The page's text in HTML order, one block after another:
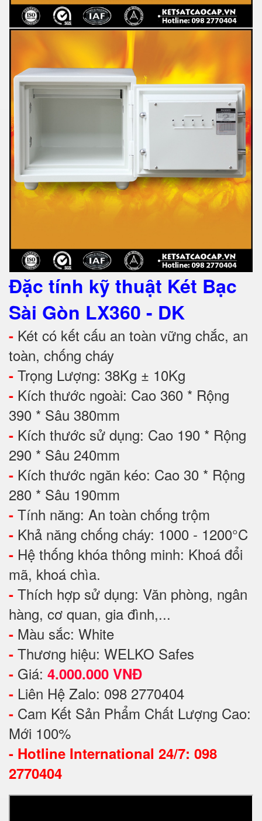
Đặc tính kỹ thuật Két Bạc
Sài Gòn LX360 - DK
- Két có kết cấu an toàn vững chắc, an
toàn, chống cháy
- Trọng Lượng: 38Kg ± 10Kg
- Kích thước ngoài: Cao 360 * Rộng
390 * Sâu 380mm
- Kích thước sử dụng: Cao 190 * Rộng
290 * Sâu 240mm
- Kích thước ngăn kéo: Cao 30 * Rộng
280 * Sâu 190mm
- Tính năng: An toàn chống trộm
- Khả năng chống cháy: 1000 - 1200°C
- Hệ thống khóa thông minh: Khoá đổi
mã, khoá chìa.
- Thích hợp sử dụng: Văn phòng, ngân
hàng, cơ quan, gia đình,...
- Màu sắc: White
- Thương hiệu: WELKO Safes
- Giá: 4.000.000 VNĐ
- Liên Hệ Zalo: 098 2770404
- Cam Kết Sản Phẩm Chất Lượng Cao:
Mới 100%
- Hotline International 24/7: 098
2770404